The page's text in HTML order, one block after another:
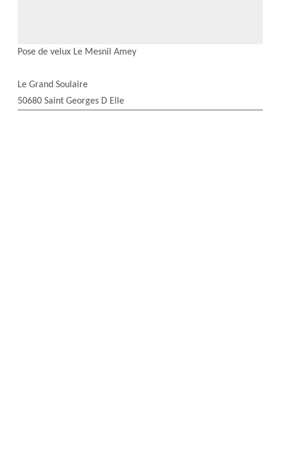
Pose de velux Le Mesnil Amey
Le Grand Soulaire
50680 Saint Georges D Elle